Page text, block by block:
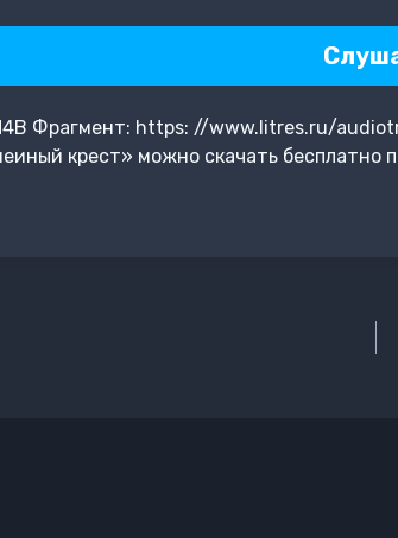
Фрагмент: https: //www.litres.ru/
крест» можно скачать бесплатно